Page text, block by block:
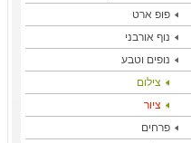
פופ ארט
נוף אורבני
נופים וטבע
צילום
ציור
פרחים